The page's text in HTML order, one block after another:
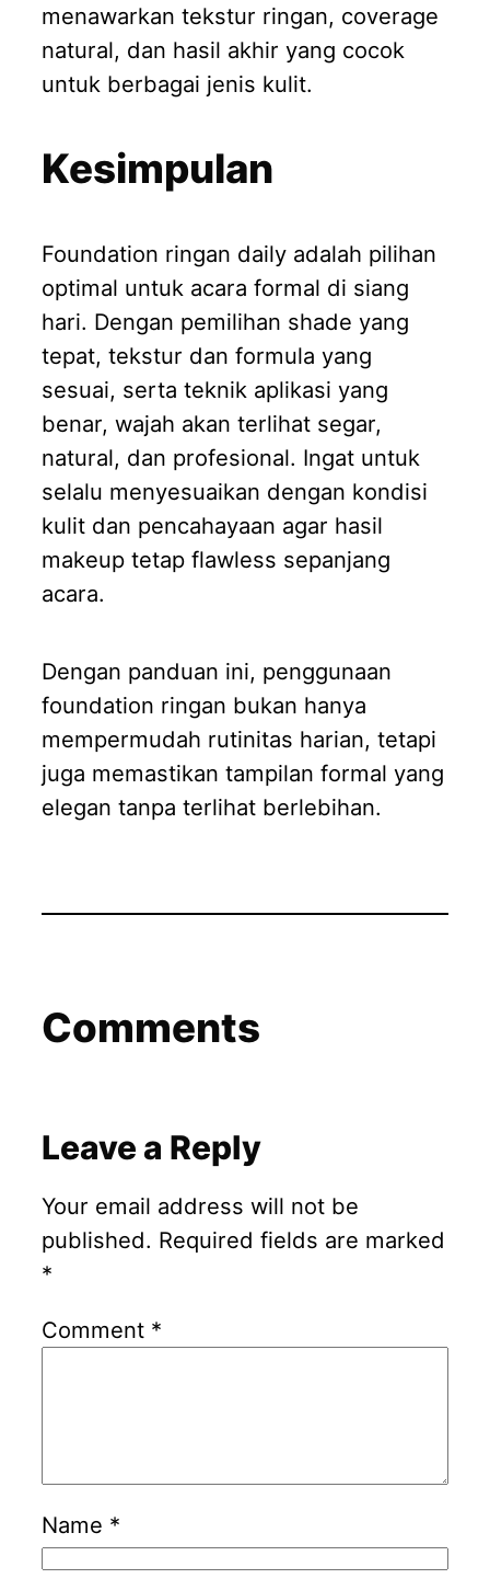
menawarkan tekstur ringan, coverage
natural, dan hasil akhir yang cocok
untuk berbagai jenis kulit.
Kesimpulan
Foundation ringan daily adalah pilihan
optimal untuk acara formal di siang
hari. Dengan pemilihan shade yang
tepat, tekstur dan formula yang
sesuai, serta teknik aplikasi yang
benar, wajah akan terlihat segar,
natural, dan profesional. Ingat untuk
selalu menyesuaikan dengan kondisi
kulit dan pencahayaan agar hasil
makeup tetap flawless sepanjang
acara.
Dengan panduan ini, penggunaan
foundation ringan bukan hanya
mempermudah rutinitas harian, tetapi
juga memastikan tampilan formal yang
elegan tanpa terlihat berlebihan.
Comments
Leave a Reply
Your email address will not be
published. Required fields are marked
*
Comment *
Name *